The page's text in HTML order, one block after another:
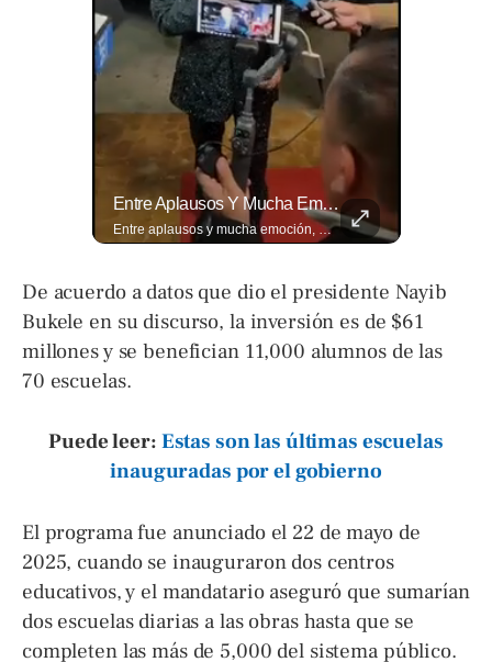
Entre Aplausos Y Mucha Emoción, Marito Rivera Llegó A La Celebración De Sus “55 Años De Gala”, Una Noche Especial Para Recordar Su Trayectoria Y...
Entre aplausos y mucha emoción, Marito Rivera llegó a la celebración de sus “55 años de Gala”, una noche especial para recordar su trayectoria y los éxitos que han marcado generaciones. Así fue el recibimiento del ícono de la música tropical salvadoreña. Lee más ➡️ eldiariodehoy.com
De acuerdo a datos que dio el presidente Nayib
Bukele en su discurso, la inversión es de $61
millones y se benefician 11,000 alumnos de las
70 escuelas.
Puede leer: Estas son las últimas escuelas
inauguradas por el gobierno
El programa fue anunciado el 22 de mayo de
2025, cuando se inauguraron dos centros
educativos, y el mandatario aseguró que sumarían
dos escuelas diarias a las obras hasta que se
completen las más de 5,000 del sistema público.